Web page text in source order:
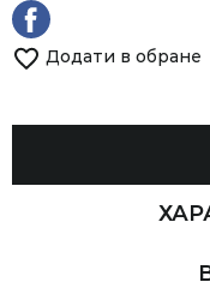
Додати в обране